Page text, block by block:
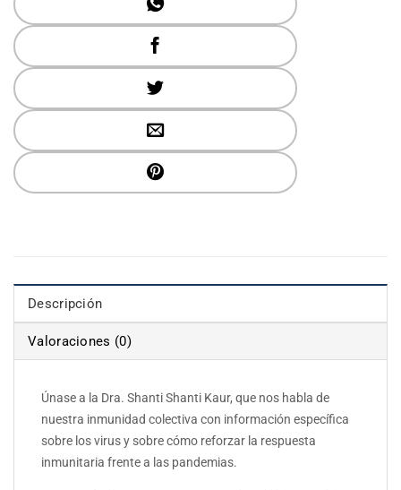
Descripción
Valoraciones (0)
Únase a la Dra. Shanti Shanti Kaur, que nos habla de
nuestra inmunidad colectiva con información específica
sobre los virus y sobre cómo reforzar la respuesta
inmunitaria frente a las pandemias.